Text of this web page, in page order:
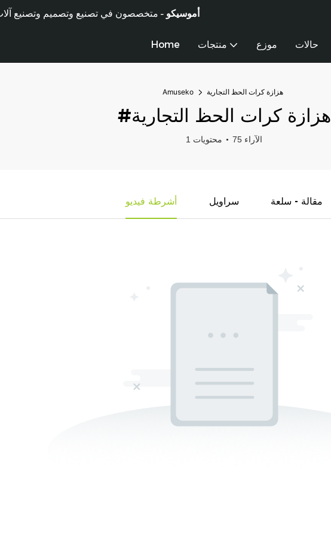
أموسيكو -متخصصون في تصنيع وتصميم وتصنيع آلات
Home منتجات موزع حالات
Amuseko هزازة كرات الحظ التجارية
#هزازة كرات الحظ التجارية
1 محتويات 75 الآراء
أشرطة فيديو سراويل مقالة - سلعة